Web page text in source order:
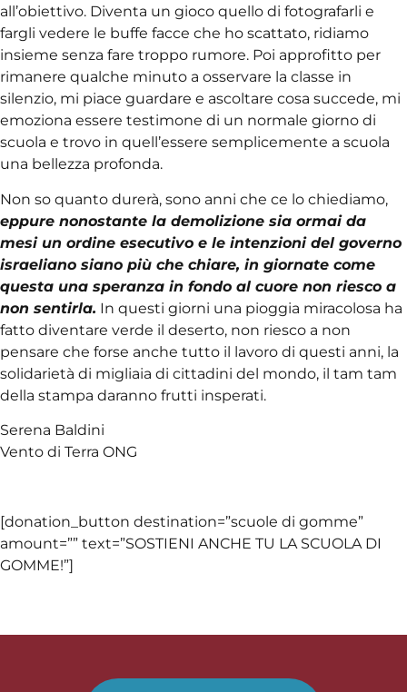
all’obiettivo. Diventa un gioco quello di fotografarli e
fargli vedere le buffe facce che ho scattato, ridiamo
insieme senza fare troppo rumore. Poi approfitto per
rimanere qualche minuto a osservare la classe in
silenzio, mi piace guardare e ascoltare cosa succede, mi
emoziona essere testimone di un normale giorno di
scuola e trovo in quell’essere semplicemente a scuola
una bellezza profonda.
Non so quanto durerà, sono anni che ce lo chiediamo,
eppure nonostante la demolizione sia ormai da
mesi un ordine esecutivo e le intenzioni del governo
israeliano siano più che chiare, in giornate come
questa una speranza in fondo al cuore non riesco a
non sentirla. In questi giorni una pioggia miracolosa ha
fatto diventare verde il deserto, non riesco a non
pensare che forse anche tutto il lavoro di questi anni, la
solidarietà di migliaia di cittadini del mondo, il tam tam
della stampa daranno frutti insperati.
Serena Baldini
Vento di Terra ONG
[donation_button destination=”scuole di gomme”
amount=”” text=”SOSTIENI ANCHE TU LA SCUOLA DI
GOMME!”]